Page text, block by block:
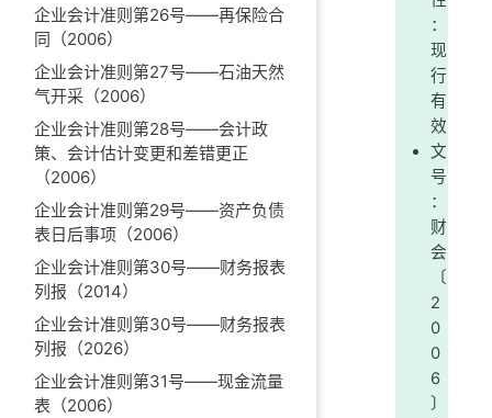
企业会计准则第26号——再保险合
同（2006）
企业会计准则第27号——石油天然
气开采（2006）
企业会计准则第28号——会计政
策、会计估计变更和差错更正
（2006）
企业会计准则第29号——资产负债
表日后事项（2006）
企业会计准则第30号——财务报表
列报（2014）
企业会计准则第30号——财务报表
列报（2026）
企业会计准则第31号——现金流量
表（2006）
：
现
行
有
效
文
号
：
财
会
〔
2
0
0
6
〕